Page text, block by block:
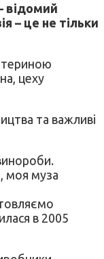
відомий
– це не тільки
цеху
та важливі
моя муза
в 2005